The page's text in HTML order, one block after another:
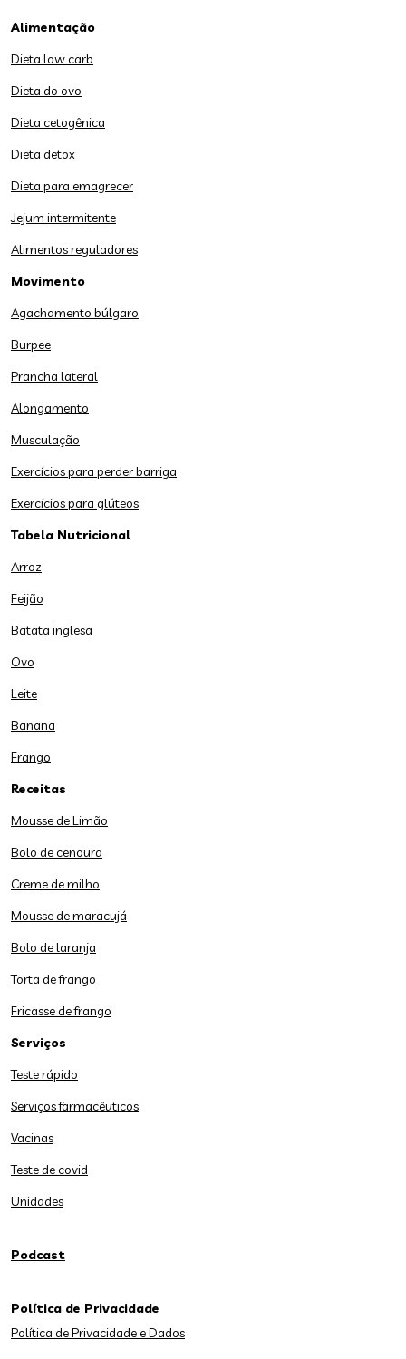
Alimentação
Dieta low carb
Dieta do ovo
Dieta cetogênica
Dieta detox
Dieta para emagrecer
Jejum intermitente
Alimentos reguladores
Movimento
Agachamento búlgaro
Burpee
Prancha lateral
Alongamento
Musculação
Exercícios para perder barriga
Exercícios para glúteos
Tabela Nutricional
Arroz
Feijão
Batata inglesa
Ovo
Leite
Banana
Frango
Receitas
Mousse de Limão
Bolo de cenoura
Creme de milho
Mousse de maracujá
Bolo de laranja
Torta de frango
Fricasse de frango
Serviços
Teste rápido
Serviços farmacêuticos
Vacinas
Teste de covid
Unidades
Podcast
Política de Privacidade
Política de Privacidade e Dados